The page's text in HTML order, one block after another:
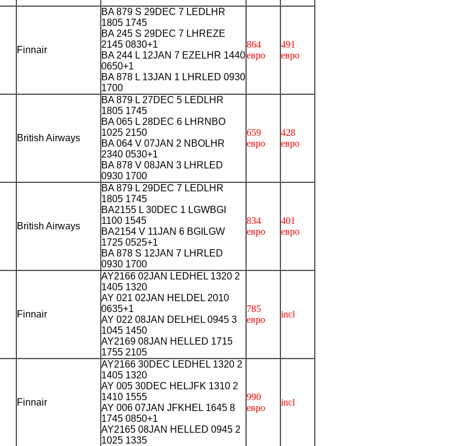
Finnair
BA 879 S 29DEC 7 LEDLHR
1805 1745
BA 245 S 29DEC 7 LHREZE
2145 0830+1
BA 244 L 12JAN 7 EZELHR 1440
0650+1
BA 878 L 13JAN 1 LHRLED 0930
1700
864
евро
491
евро
British Airways
BA 879 L 27DEC 5 LEDLHR
1805 1745
BA 065 L 28DEC 6 LHRNBO
1025 2150
BA 064 V 07JAN 2 NBOLHR
2340 0530+1
BA 878 V 08JAN 3 LHRLED
0930 1700
659
евро
428
евро
British Airways
BA 879 L 29DEC 7 LEDLHR
1805 1745
BA2155 L 30DEC 1 LGWBGI
1100 1545
BA2154 V 11JAN 6 BGILGW
1725 0525+1
BA 878 S 12JAN 7 LHRLED
0930 1700
834
евро
401
евро
Finnair
AY2166 02JAN LEDHEL 1320 2
1405 1320
AY 021 02JAN HELDEL 2010
0635+1
AY 022 08JAN DELHEL 0945 3
1045 1450
AY2169 08JAN HELLED 1715
1755 2105
785
евро
incl
Finnair
AY2166 30DEC LEDHEL 1320 2
1405 1320
AY 005 30DEC HELJFK 1310 2
1410 1555
AY 006 07JAN JFKHEL 1645 8
1745 0850+1
AY2165 08JAN HELLED 0945 2
1025 1335
990
евро
incl